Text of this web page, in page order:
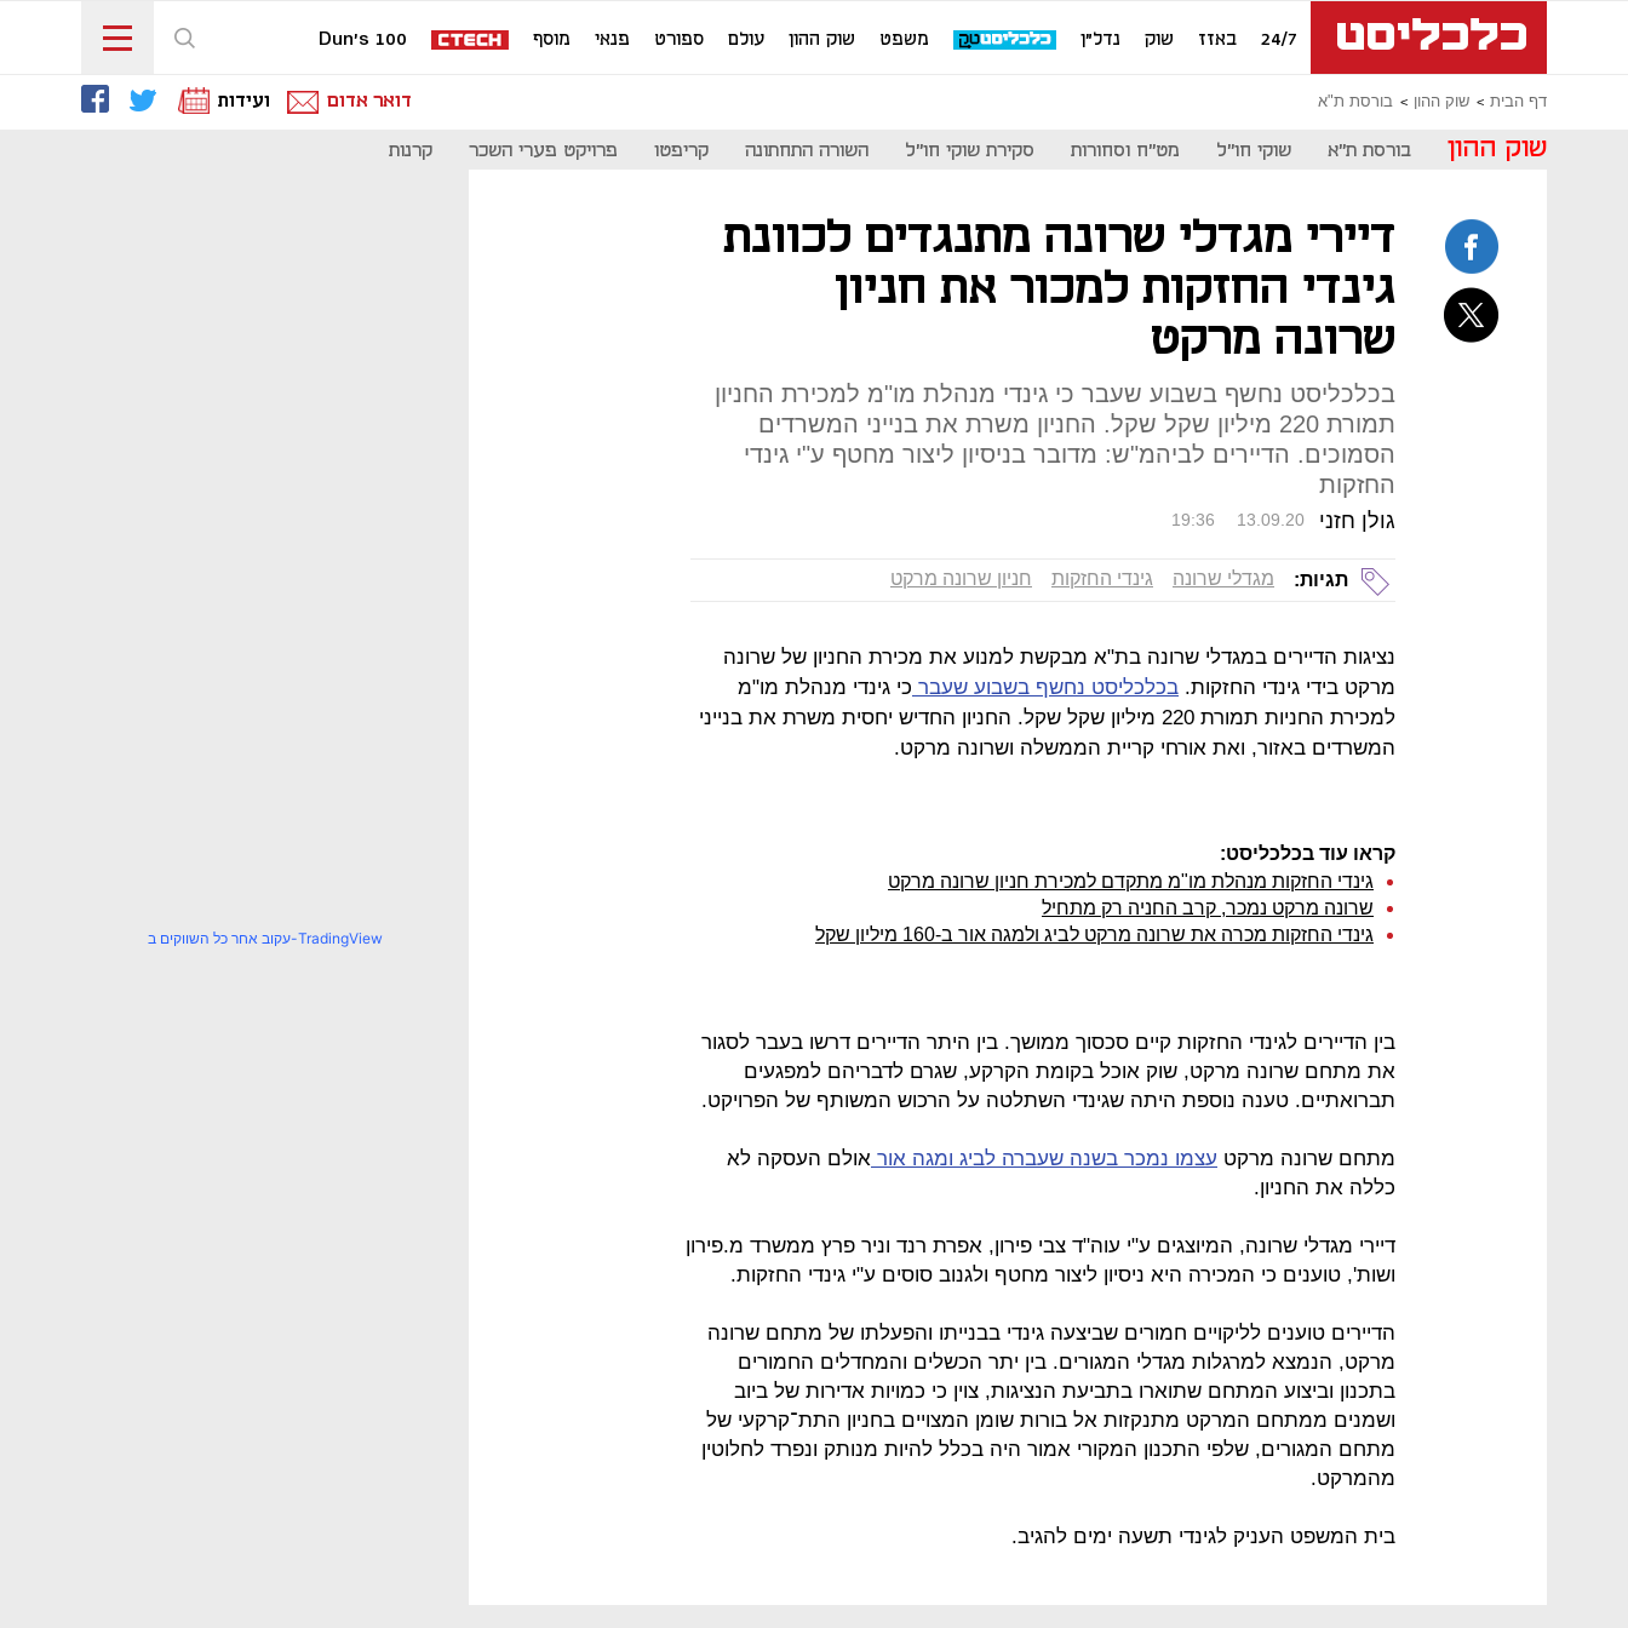
24/7 באזז שוק נדל"ן משפט שוק ההון עולם ספורט פנאי מוסף Dun's 100
דף הבית שוק ההון בורסת ת"א דואר אדום ועידות
שוק ההון בורסת ת"א שוקי חו"ל מט"ח וסחורות סקירת שוקי חו"ל השורה התחתונה קריפטו פרויקט פערי השכר קרנות
דיירי מגדלי שרונה מתנגדים לכוונת
גינדי החזקות למכור את חניון
שרונה מרקט
בכלכליסט נחשף בשבוע שעבר כי גינדי מנהלת מו"מ למכירת החניון
תמורת 220 מיליון שקל שקל. החניון משרת את בנייני המשרדים
הסמוכים. הדיירים לביהמ"ש: מדובר בניסיון ליצור מחטף ע"י גינדי
החזקות
גולן חזני 19:36 13.09.20
תגיות: מגדלי שרונה גינדי החזקות חניון שרונה מרקט
נציגות הדיירים במגדלי שרונה בת"א מבקשת למנוע את מכירת החניון של שרונה
מרקט בידי גינדי החזקות. בכלכליסט נחשף בשבוע שעבר כי גינדי מנהלת מו"מ
למכירת החניות תמורת 220 מיליון שקל שקל. החניון החדיש יחסית משרת את בנייני
המשרדים באזור, ואת אורחי קריית הממשלה ושרונה מרקט.
קראו עוד בכלכליסט:
גינדי החזקות מנהלת מו"מ מתקדם למכירת חניון שרונה מרקט
שרונה מרקט נמכר, קרב החניה רק מתחיל
גינדי החזקות מכרה את שרונה מרקט לביג ולמגה אור ב-160 מיליון שקל
בין הדיירים לגינדי החזקות קיים סכסוך ממושך. בין היתר הדיירים דרשו בעבר לסגור
את מתחם שרונה מרקט, שוק אוכל בקומת הקרקע, שגרם לדבריהם למפגעים
תברואתיים. טענה נוספת היתה שגינדי השתלטה על הרכוש המשותף של הפרויקט.
מתחם שרונה מרקט עצמו נמכר בשנה שעברה לביג ומגה אור אולם העסקה לא
כללה את החניון.
דיירי מגדלי שרונה, המיוצגים ע"י עוה"ד צבי פירון, אפרת רנד וניר פרץ ממשרד מ.פירון
ושות', טוענים כי המכירה היא ניסיון ליצור מחטף ולגנוב סוסים ע"י גינדי החזקות.
הדיירים טוענים לליקויים חמורים שביצעה גינדי בבנייתו והפעלתו של מתחם שרונה
מרקט, הנמצא למרגלות מגדלי המגורים. בין יתר הכשלים והמחדלים החמורים
בתכנון וביצוע המתחם שתוארו בתביעת הנציגות, צוין כי כמויות אדירות של ביוב
ושמנים ממתחם המרקט מתנקזות אל בורות שומן המצויים בחניון התת־קרקעי של
מתחם המגורים, שלפי התכנון המקורי אמור היה בכלל להיות מנותק ונפרד לחלוטין
מהמרקט.
בית המשפט העניק לגינדי תשעה ימים להגיב.
עקוב אחר כל השווקים ב-TradingView